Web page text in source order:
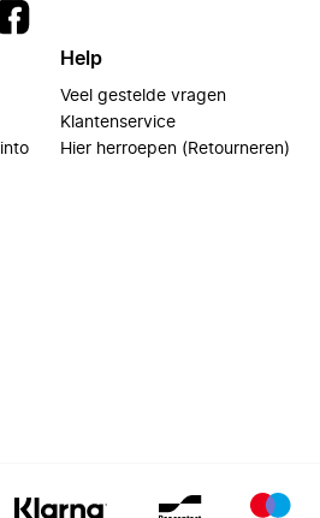
Help
Veel gestelde vragen
Klantenservice
Hier herroepen (Retourneren)